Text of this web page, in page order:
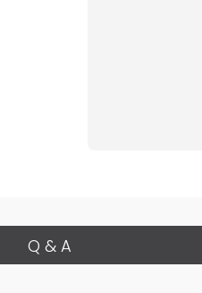
Q & A